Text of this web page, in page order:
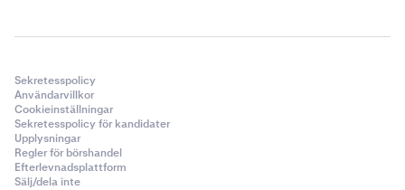
Sekretesspolicy
Användarvillkor
Cookieinställningar
Sekretesspolicy för kandidater
Upplysningar
Regler för börshandel
Efterlevnadsplattform
Sälj/dela inte